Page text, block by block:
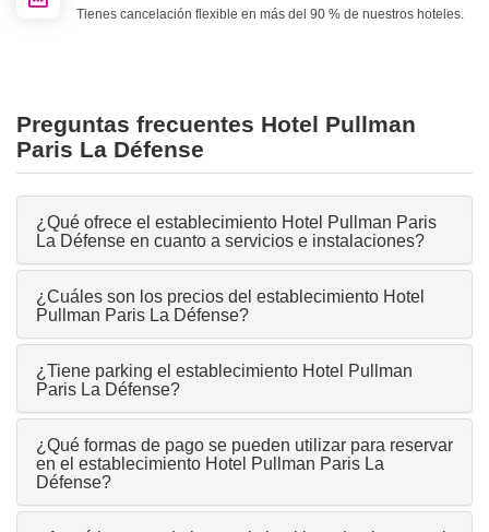
Tienes cancelación flexible en más del 90 % de nuestros hoteles.
Preguntas frecuentes Hotel Pullman
Paris La Défense
¿Qué ofrece el establecimiento Hotel Pullman Paris
La Défense en cuanto a servicios e instalaciones?
¿Cuáles son los precios del establecimiento Hotel
Pullman Paris La Défense?
¿Tiene parking el establecimiento Hotel Pullman
Paris La Défense?
¿Qué formas de pago se pueden utilizar para reservar
en el establecimiento Hotel Pullman Paris La
Défense?